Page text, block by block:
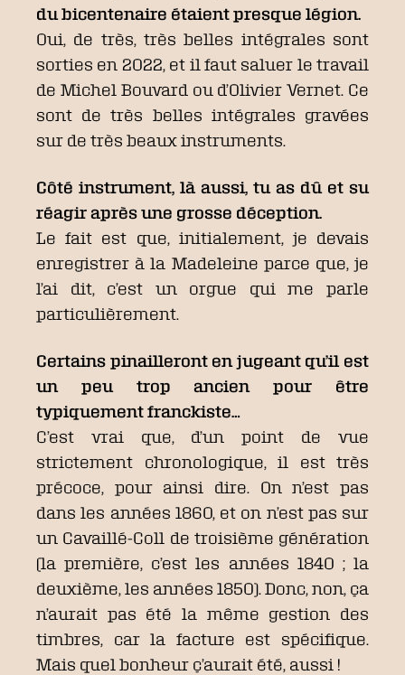
du bicentenaire étaient presque légion.
Oui, de très, très belles intégrales sont
sorties en 2022, et il faut saluer le travail
de Michel Bouvard ou d’Olivier Vernet. Ce
sont de très belles intégrales gravées
sur de très beaux instruments.
Côté instrument, là aussi, tu as dû et su
réagir après une grosse déception.
Le fait est que, initialement, je devais
enregistrer à la Madeleine parce que, je
l’ai dit, c’est un orgue qui me parle
particulièrement.
Certains pinailleront en jugeant qu’il est
un peu trop ancien pour être
typiquement franckiste…
C’est vrai que, d’un point de vue
strictement chronologique, il est très
précoce, pour ainsi dire. On n’est pas
dans les années 1860, et on n’est pas sur
un Cavaillé-Coll de troisième génération
(la première, c’est les années 1840 ; la
deuxième, les années 1850). Donc, non, ça
n’aurait pas été la même gestion des
timbres, car la facture est spécifique.
Mais quel bonheur ç’aurait été, aussi !